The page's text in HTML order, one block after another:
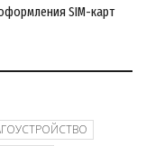
SIM-карт